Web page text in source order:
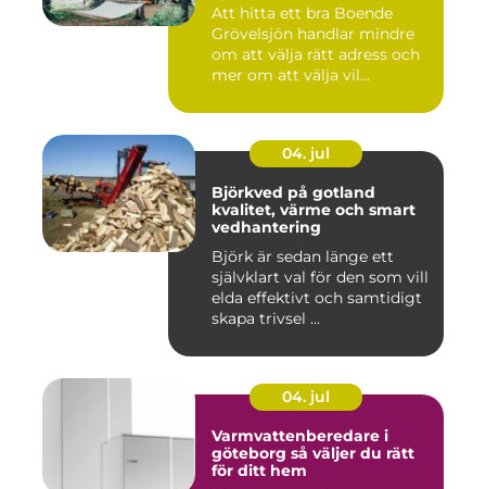
Att hitta ett bra Boende
Grövelsjön handlar mindre
om att välja rätt adress och
mer om att välja vil...
04. jul
Björkved på gotland
kvalitet, värme och smart
vedhantering
Björk är sedan länge ett
självklart val för den som vill
elda effektivt och samtidigt
skapa trivsel ...
04. jul
Varmvattenberedare i
göteborg så väljer du rätt
för ditt hem